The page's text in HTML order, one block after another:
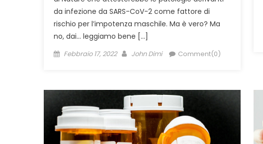
da infezione da SARS-CoV-2 come fattore di
rischio per l’impotenza maschile. Ma è vero? Ma
no, dai… leggiamo bene […]
Posted
Febbraio 17, 2022 Author
John Dimi Comment(0)